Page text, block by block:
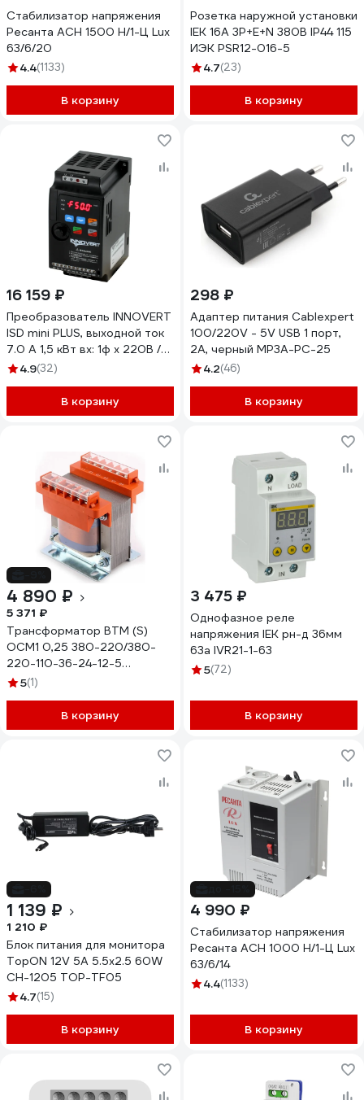
Стабилизатор напряжения
Ресанта АСН 1500 Н/1-Ц Lux
63/6/20
4.4(1133)
В корзину
Розетка наружной установки
IEK 16А 3P+Е+N 380В IP44 115
ИЭК PSR12-016-5
4.7(23)
В корзину
16 159 ₽
Преобразователь INNOVERT
ISD mini PLUS, выходной ток
7.0 А 1,5 кВт вх: 1ф x 220В /
вых: 3ф х 220В ISD152M21E
4.9(32)
В корзину
298 ₽
Адаптер питания Cablexpert
100/220V - 5V USB 1 порт,
2A, черный MP3A-PC-25
4.2(46)
В корзину
4 890 ₽
5 371 ₽
Трансформатор ВТМ (S)
ОСМ1 0,25 380-220/380-
220-110-36-24-12-5
ВТМ00026687
5(1)
В корзину
3 475 ₽
Однофазное реле
напряжения IEK рн-д 36мм
63а IVR21-1-63
5(72)
В корзину
1 139 ₽
1 210 ₽
Блок питания для монитора
TopON 12V 5A 5.5x2.5 60W
CH-1205 TOP-TF05
4.7(15)
В корзину
4 990 ₽
Стабилизатор напряжения
Ресанта АСН 1000 Н/1-Ц Lux
63/6/14
4.4(1133)
В корзину